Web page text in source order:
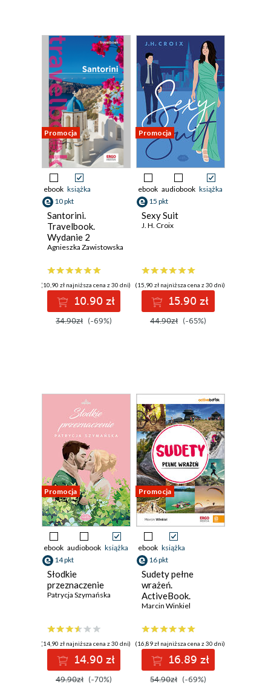
Promocja
ebook książka
10 pkt
Santorini.
Travelbook.
Wydanie 2
Agnieszka Zawistowska
(10,90 zł najniższa cena z 30 dni)
10.90 zł
34.90zł (-69%)
Promocja
ebook audiobook książka
15 pkt
Sexy Suit
J. H. Croix
(15,90 zł najniższa cena z 30 dni)
15.90 zł
44.90zł (-65%)
Promocja
ebook audiobook książka
14 pkt
Słodkie
przeznaczenie
Patrycja Szymańska
(14,90 zł najniższa cena z 30 dni)
14.90 zł
49.90zł (-70%)
Promocja
ebook książka
16 pkt
Sudety pełne
wrażeń.
ActiveBook.
Wydanie 1
Marcin Winkiel
(16,89 zł najniższa cena z 30 dni)
16.89 zł
54.90zł (-69%)